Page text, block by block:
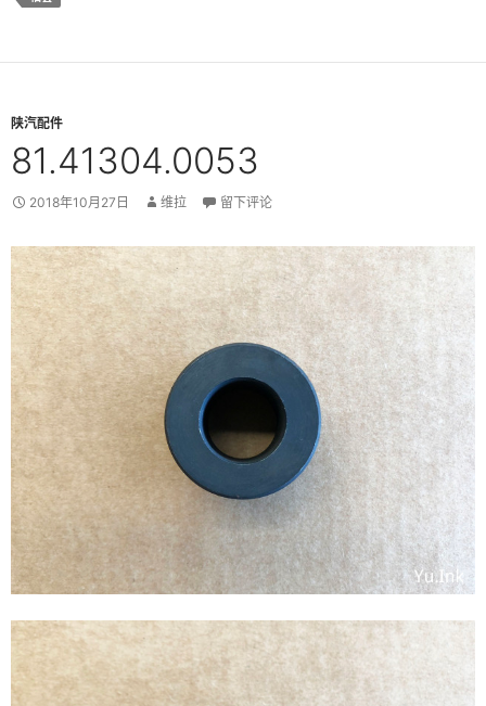
陕汽配件
81.41304.0053
2018年10月27日 维拉 留下评论